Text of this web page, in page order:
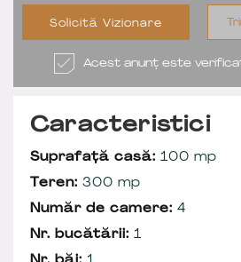
Solicită Vizionare
Acest anunț este
Caracteristici
Suprafață casă: 100 mp
Teren: 300 mp
Număr de camere: 4
Nr. bucătării: 1